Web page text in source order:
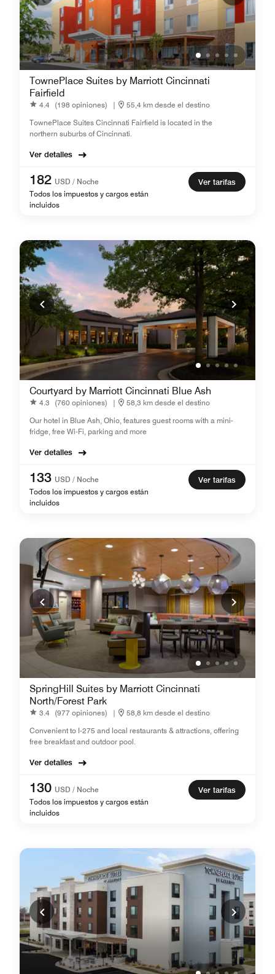
TownePlace Suites by Marriott Cincinnati
Fairfield
4.4 (198 opiniones) |
55,4 km desde el destino
TownePlace Suites Cincinnati Fairfield is located in the
northern suburbs of Cincinnati.
Ver detalles
182 USD / Noche
Todos los impuestos y cargos están
incluidos
Ver tarifas
Courtyard by Marriott Cincinnati Blue Ash
4.3 (760 opiniones) |
58,3 km desde el destino
Our hotel in Blue Ash, Ohio, features guest rooms with a mini-
fridge, free Wi-Fi, parking and more
Ver detalles
133 USD / Noche
Todos los impuestos y cargos están
incluidos
Ver tarifas
SpringHill Suites by Marriott Cincinnati
North/Forest Park
3.4 (977 opiniones) |
58,8 km desde el destino
Convenient to I-275 and local restaurants & attractions, offering
free breakfast and outdoor pool.
Ver detalles
130 USD / Noche
Todos los impuestos y cargos están
incluidos
Ver tarifas